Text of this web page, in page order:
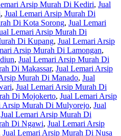
Arsip Murah Di Kediri, Jual
, Jual Lemari Arsip Murah Di
Di Kota Sorong, Jual Lemari
Lemari Arsip Murah Di
Di Kupang, Jual Lemari Arsip
Arsip Murah Di Lamongan,
, Jual Lemari Arsip Murah Di
Di Makassar, Jual Lemari Arsip
Murah Di Manado, Jual
, Jual Lemari Arsip Murah Di
Di Mojokerto, Jual Lemari Arsip
Arsip Murah Di Mulyorejo, Jual
Jual Lemari Arsip Murah Di
Di Ngawi, Jual Lemari Arsip
Jual Lemari Arsip Murah Di Nusa